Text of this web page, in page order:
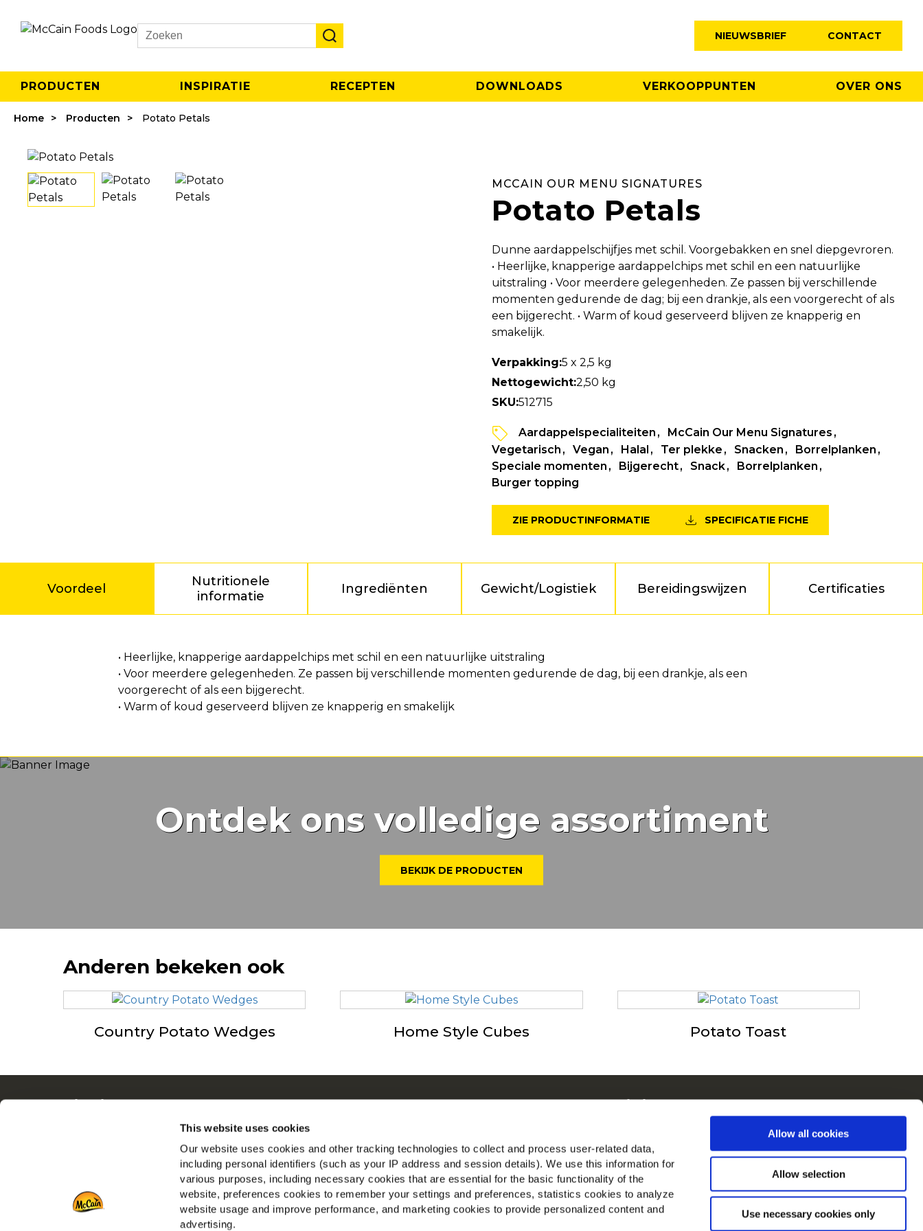
This website uses cookies
Our website uses cookies and other tracking technologies to collect and process user-related data,
including personal identifiers (such as your IP address and session details). We use this information for
various purposes, including necessary cookies that are essential for the basic functionality of the
website, preferences cookies to remember your settings and preferences, statistics cookies to analyze
website usage and improve performance, and marketing cookies to provide personalized content and
advertising.
Allow all cookies
Allow selection
Use necessary cookies only
Search
NIEUWSBRIEF CONTACT
PRODUCTEN INSPIRATIE RECEPTEN DOWNLOADS VERKOOPPUNTEN OVER ONS
Home Producten Potato Petals
MCCAIN OUR MENU SIGNATURES
Potato Petals
Dunne aardappelschijfjes met schil. Voorgebakken en snel diepgevroren.
• Heerlijke, knapperige aardappelchips met schil en een natuurlijke
uitstraling • Voor meerdere gelegenheden. Ze passen bij verschillende
momenten gedurende de dag; bij een drankje, als een voorgerecht of als
een bijgerecht. • Warm of koud geserveerd blijven ze knapperig en
smakelijk.
Verpakking:5 x 2,5 kg
Nettogewicht:2,50 kg
SKU:512715
Aardappelspecialiteiten
McCain Our Menu Signatures
Vegetarisch
Vegan Halal Ter plekke Snacken
Borrelplanken
Speciale momenten
Bijgerecht Snack
Borrelplanken
Burger topping
ZIE PRODUCTINFORMATIE SPECIFICATIE FICHE
Voordeel
Nutritionele
informatie
Ingrediënten Gewicht/Logistiek Bereidingswijzen Certificaties
Voordeel• Heerlijke, knapperige aardappelchips met schil en een natuurlijke uitstraling
• Voor meerdere gelegenheden. Ze passen bij verschillende momenten gedurende de dag, bij een drankje, als een
voorgerecht of als een bijgerecht.
• Warm of koud geserveerd blijven ze knapperig en smakelijk
Ontdek ons volledige assortiment
BEKIJK DE PRODUCTEN
Anderen bekeken ook
Country Potato Wedges Home Style Cubes Potato Toast
Navigatie
Downloads
Over ons
Driven by Our Roots
Banen
Veelgestelde vragen
Dienst
Retail
McCain in Europa
Vind ons op